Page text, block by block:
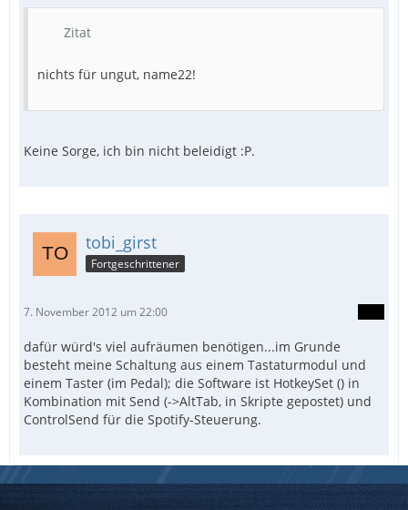
Zitat
nichts für ungut, name22!
Keine Sorge, ich bin nicht beleidigt :P.
tobi_girst
Fortgeschrittener
7. November 2012 um 22:00
dafür würd's viel aufräumen benötigen...im Grunde
besteht meine Schaltung aus einem Tastaturmodul und
einem Taster (im Pedal); die Software ist HotkeySet () in
Kombination mit Send (->AltTab, in Skripte gepostet) und
ControlSend für die Spotify-Steuerung.